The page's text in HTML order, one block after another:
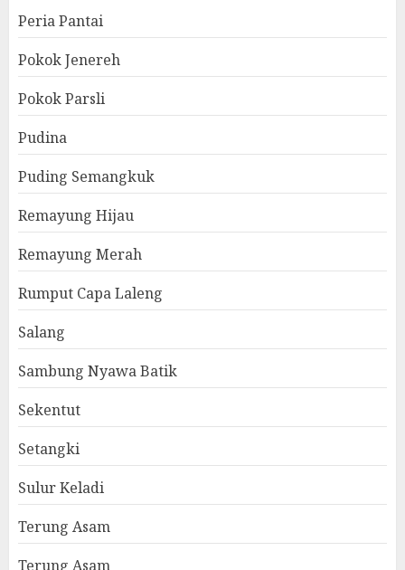
Peria Pantai
Pokok Jenereh
Pokok Parsli
Pudina
Puding Semangkuk
Remayung Hijau
Remayung Merah
Rumput Capa Laleng
Salang
Sambung Nyawa Batik
Sekentut
Setangki
Sulur Keladi
Terung Asam
Terung Asam